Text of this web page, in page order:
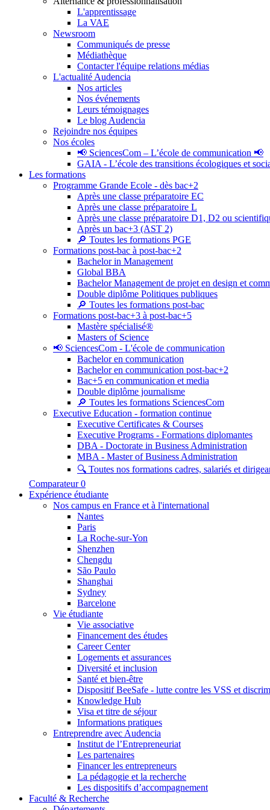
L'apprentissage
La VAE
Newsroom
Communiqués de presse
Médiathèque
Contacter l'équipe relations médias
L'actualité Audencia
Nos articles
Nos événements
Leurs témoignages
Le blog Audencia
Rejoindre nos équipes
Nos écoles
📢 SciencesCom – L’école de communication 📢
GAIA - L’école des transitions écologiques et
Les formations
Programme Grande Ecole - dès bac+2
Après une classe préparatoire EC
Après une classe préparatoire L
Après une classe préparatoire D1, D2 ou
Après un bac+3 (AST 2)
🔎 Toutes les formations PGE
Formations post-bac à post-bac+2
Bachelor in Management
Global BBA
Bachelor Management de projet en design et
Double diplôme Politiques publiques
🔎 Toutes les formations post-bac
Formations post-bac+3 à post-bac+5
Mastère spécialisé®
Masters of Science
📢 SciencesCom - L'école de communication
Bachelor en communication
Bachelor en communication post-bac+2
Bac+5 en communication et media
Double diplôme journalisme
🔎 Toutes les formations SciencesCom
Executive Education - formation continue
Executive Certificates & Courses
Executive Programs - Formations diplomantes
DBA - Doctorate in Business Administration
MBA - Master of Business Administration
🔍 Toutes nos formations cadres, salariés et
Comparateur 0
Expérience étudiante
Nos campus en France et à l'international
Nantes
Paris
La Roche-sur-Yon
Shenzhen
Chengdu
São Paulo
Shanghai
Sydney
Barcelone
Vie étudiante
Vie associative
Financement des études
Career Center
Logements et assurances
Diversité et inclusion
Santé et bien-être
Dispositif BeeSafe - lutte contre les VSS et
Knowledge Hub
Visa et titre de séjour
Informations pratiques
Entreprendre avec Audencia
Institut de l’Entrepreneuriat
Les partenaires
Financer les entrepreneurs
La pédagogie et la recherche
Les dispositifs d’accompagnement
Faculté & Recherche